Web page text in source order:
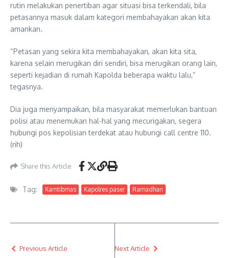
rutin melakukan penertiban agar situasi bisa terkendali, bila
petasannya masuk dalam kategori membahayakan akan kita
amankan.
“Petasan yang sekira kita membahayakan, akan kita sita,
karena selain merugikan diri sendiri, bisa merugikan orang lain,
seperti kejadian di rumah Kapolda beberapa waktu lalu,”
tegasnya.
Dia juga menyampaikan, bila masyarakat memerlukan bantuan
polisi atau menemukan hal-hal yang mecurigakan, segera
hubungi pos kepolisian terdekat atau hubungi call centre 110.
(rih)
Share this Article
Tag: Kamtibmas Kapolres paser Ramadhan
Previous Article Next Article